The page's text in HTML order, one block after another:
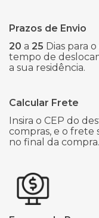
Prazos de Envio
20 a 25 Dias para
tempo de
a sua residência.
Calcular Frete
Insira o CEP do
compras, e o frete
no final da compra.